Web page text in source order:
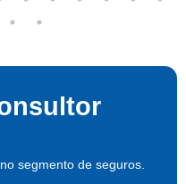
segmento de seguros.